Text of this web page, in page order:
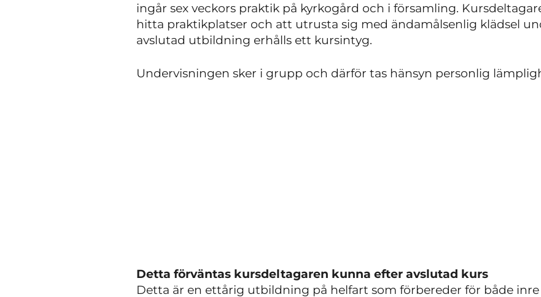
ingår sex veckors praktik på kyrkogård och i församling.
hitta praktikplatser och att utrusta sig med ändamålsenlig klädsel
avslutad utbildning erhålls ett kursintyg.
Undervisningen sker i grupp och därför tas hänsyn personlig
Detta förväntas kursdeltagaren kunna efter avslutad kurs
Detta är en ettårig utbildning på helfart som förbereder för både